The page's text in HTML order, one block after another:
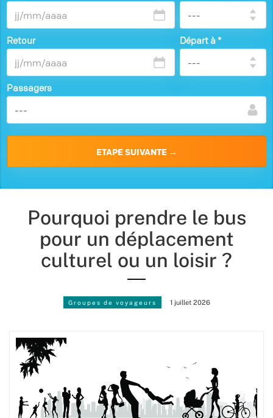
Retour Départ à *
Passagers
Pourquoi prendre le bus
pour un déplacement
culturel ou un loisir ?
Groupes de voyageurs 1 juillet 2026